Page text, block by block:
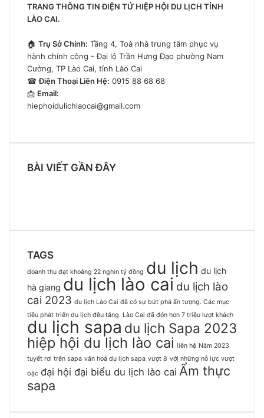
TRANG THÔNG TIN ĐIỆN TỬ HIỆP HỘI DU LỊCH TỈNH
LÀO CAI.
🏠 Trụ Sở Chính: Tầng 4, Toà nhà trung tâm phục vụ
hành chính công - Đại lộ Trần Hưng Đạo phường Nam
Cường, TP Lào Cai, tỉnh Lào Cai
☎Điện Thoại Liên Hệ: 0915 88 68 68
📩 Email:
hiephoidulichlaocai@gmail.com
BÀI VIẾT GẦN ĐÂY
TAGS
doanh thu đạt khoảng 22 nghìn tỷ đồng du lịch du lịch
hà giang du lịch lào cai du lịch lào
cai 2023 du lịch Lào Cai đã có sự bứt phá ấn tượng. Các mục
tiêu phát triển du lịch đều tăng. Lào Cai đã đón hơn 7 triệu lượt khách
du lịch sapa du lịch Sapa 2023
hiệp hội du lịch lào cai liên hệ Năm 2023
tuyết rơi trên sapa văn hoá du lịch sapa vượt 8 với những nỗ lực vượt
bậc đại hội đại biểu du lịch lào cai Ẩm thực
sapa